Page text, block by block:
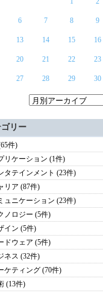
6 7 8 9
13 14 15 16
20 21 22 23
27 28 29 30
リー
件)
リケーション (1件)
タテインメント (23件)
リア (87件)
ュニケーション (23件)
ノロジー (5件)
イン (5件)
ドウェア (5件)
ネス (32件)
ケティング (70件)
(13件)